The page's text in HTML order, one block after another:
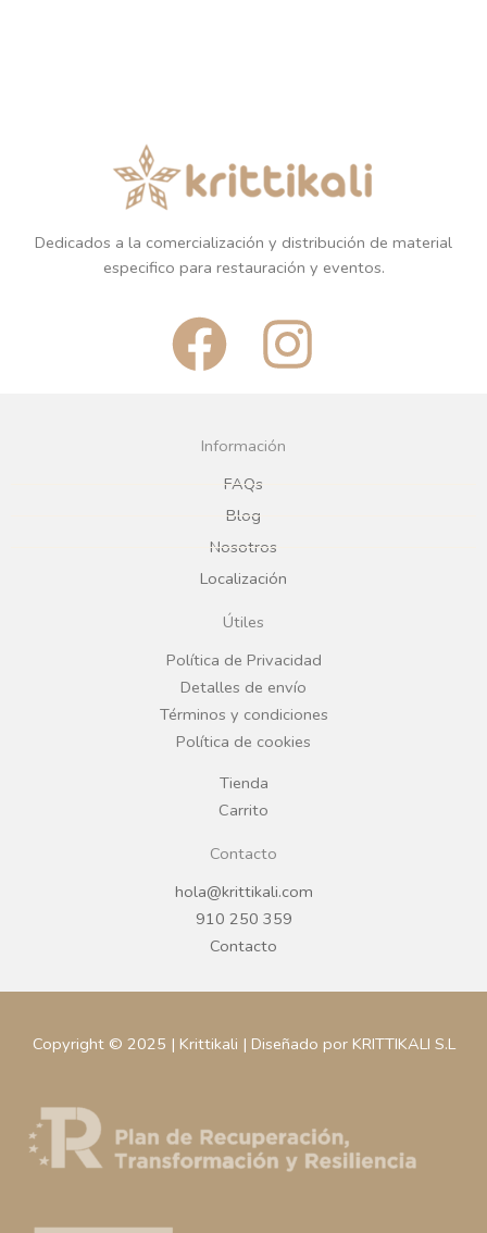
Dedicados a la comercialización y distribución de material
especifico para restauración y eventos.
F
a
c
e
b
o
o
k
I
n
g
r
a
Información
FAQs
Blog
Nosotros
Localización
Útiles
Política de Privacidad
Detalles de envío
Términos y condiciones
Política de cookies
Tienda
Carrito
Contacto
hola@krittikali.com
910 250 359
Contacto
Copyright © 2025 | Krittikali | Diseñado por KRITTIKALI S.L